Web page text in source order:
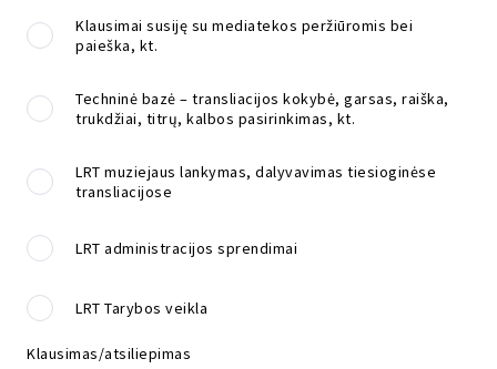
Klausimai susiję su mediatekos peržiūromis bei
paieška, kt.
Techninė bazė – transliacijos kokybė, garsas, raiška,
trukdžiai, titrų, kalbos pasirinkimas, kt.
LRT muziejaus lankymas, dalyvavimas tiesioginėse
transliacijose
LRT administracijos sprendimai
LRT Tarybos veikla
Klausimas/atsiliepimas